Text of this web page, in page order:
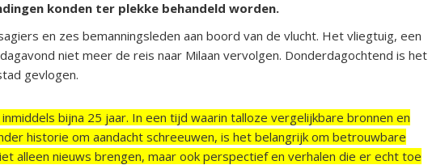
konden ter plekke behandeld worden.
en zes bemanningsleden aan boord van de vlucht. Het vliegtuig, een
niet meer de reis naar Milaan vervolgen. Donderdagochtend is het
gevlogen.
bijna 25 jaar. In een tijd waarin talloze vergelijkbare bronnen en
historie om aandacht schreeuwen, is het belangrijk om betrouwbare
alleen nieuws brengen, maar ook perspectief en verhalen die er echt toe